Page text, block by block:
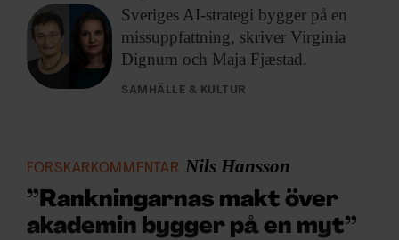
Sveriges AI-strategi bygger på en
missuppfattning, skriver Virginia
Dignum och Maja Fjæstad.
SAMHÄLLE & KULTUR
FORSKARKOMMENTAR Nils Hansson
”Rankningarnas makt över
akademin bygger på en myt”